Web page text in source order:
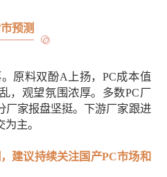
预测
原料双酚A上扬，PC成本值
，观望氛围浓厚。多数PC厂
厂家报盘坚挺。下游厂家跟进
主。
建议持续关注国产PC市场和